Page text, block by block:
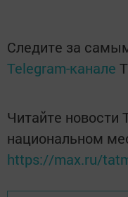
Следите за
Telegram-канале
Читайте новости
национальном
https://max.ru/